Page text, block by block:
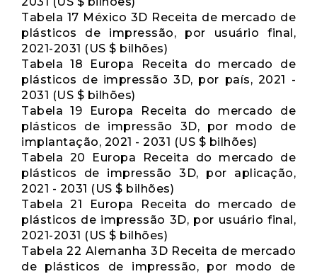
Tabela 17 México 3D Receita de mercado de
plásticos de impressão, por usuário final,
2021-2031 (US $ bilhões)
Tabela 18 Europa Receita do mercado de
plásticos de impressão 3D, por país, 2021 -
2031 (US $ bilhões)
Tabela 19 Europa Receita do mercado de
plásticos de impressão 3D, por modo de
implantação, 2021 - 2031 (US $ bilhões)
Tabela 20 Europa Receita do mercado de
plásticos de impressão 3D, por aplicação,
2021 - 2031 (US $ bilhões)
Tabela 21 Europa Receita do mercado de
plásticos de impressão 3D, por usuário final,
2021-2031 (US $ bilhões)
Tabela 22 Alemanha 3D Receita de mercado
de plásticos de impressão, por modo de